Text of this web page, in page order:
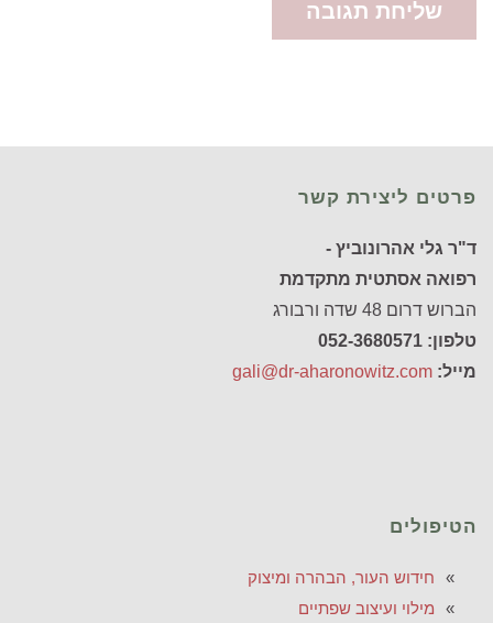
פרטים ליצירת קשר
ד"ר גלי אהרונוביץ -
רפואה אסתטית מתקדמת
הברוש דרום 48 שדה ורבורג
טלפון: 052-3680571
מייל: gali@dr-aharonowitz.com
הטיפולים
חידוש העור, הבהרה ומיצוק
מילוי ועיצוב שפתיים